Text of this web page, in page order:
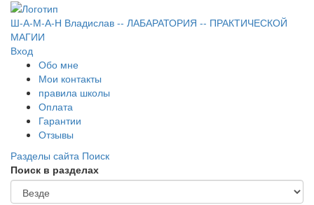
Ш-А-М-А-Н Владислав -- ЛАБАРАТОРИЯ -- ПРАКТИЧЕСКОЙ
МАГИИ
Вход
Обо мне
Мои контакты
правила школы
Оплата
Гарантии
Отзывы
Разделы сайта Поиск
Поиск в разделах